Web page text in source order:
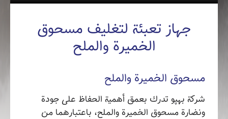
جهاز تعبئة لتغليف مسحوق
الخميرة والملح
مسحوق الخميرة والملح
شركة بهپو تدرك بعمق أهمية الحفاظ على جودة
ونضارة مسحوق الخميرة والملح، باعتبارهما من